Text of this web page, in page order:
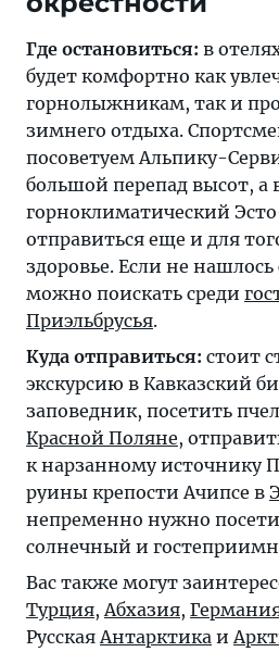
Где остановиться: в
будет комфортно как
горнолыжникам, так и
зимнего отдыха.
посоветуем Альпику-
большой перепад высот, а
горноклиматический
отправиться еще и для
здоровье. Если не
можно поискать среди
Приэльбрусья.
Куда отправиться: стоит
экскурсию в Кавказский
заповедник, посетить
Красной Поляне,
к нарзанному источнику
руины крепости Ачипсе в
непременно нужно
солнечный и
Вас также могут
Турция,Абхазия,
РусскаяАнтарктика и